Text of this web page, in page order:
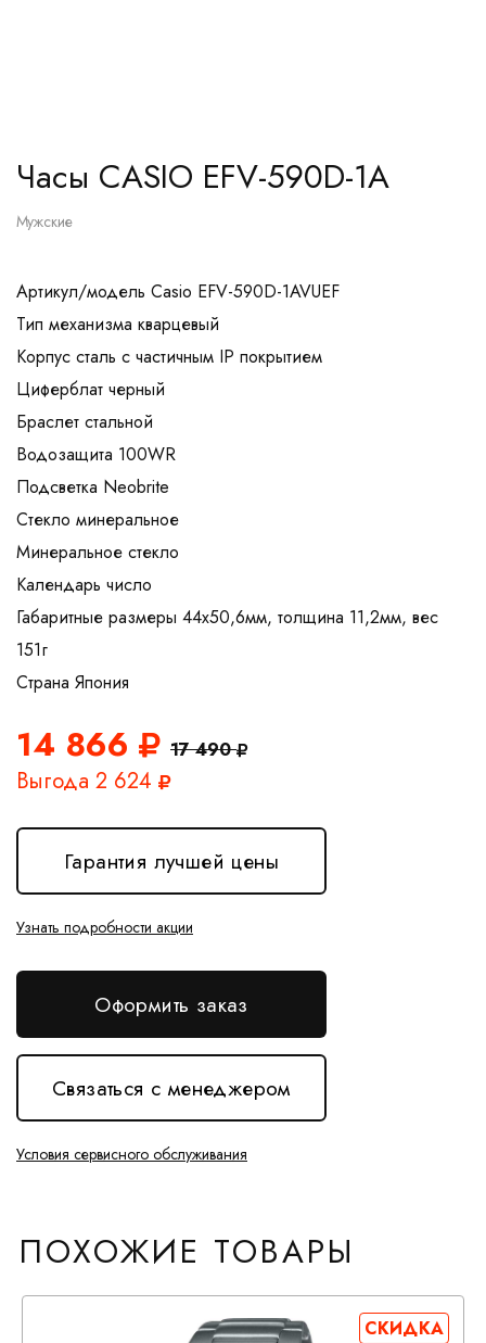
Часы CASIO EFV-590D-1A
Мужские
Артикул/модель Casio EFV-590D-1AVUEF
Тип механизма кварцевый
Корпус сталь с частичным IP покрытием
Циферблат черный
Браслет стальной
Водозащита 100WR
Подсветка Neobrite
Стекло минеральное
Минеральное стекло
Календарь число
Габаритные размеры 44x50,6мм, толщина 11,2мм, вес
151г
14 866 17 490
Выгода 2 624
Гарантия лучшей цены
Узнать подробности акции
Оформить заказ
Связаться с менеджером
Условия сервисного обслуживания
ПОХОЖИЕ ТОВАРЫ
СКИДКА